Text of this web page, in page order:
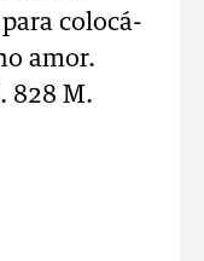
colocá-
amor.
828 M.